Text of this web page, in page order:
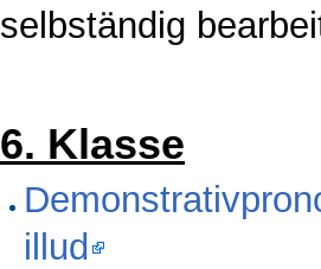
selbständig
6. Klasse
illud